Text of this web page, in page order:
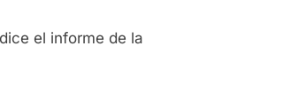
el informe de la